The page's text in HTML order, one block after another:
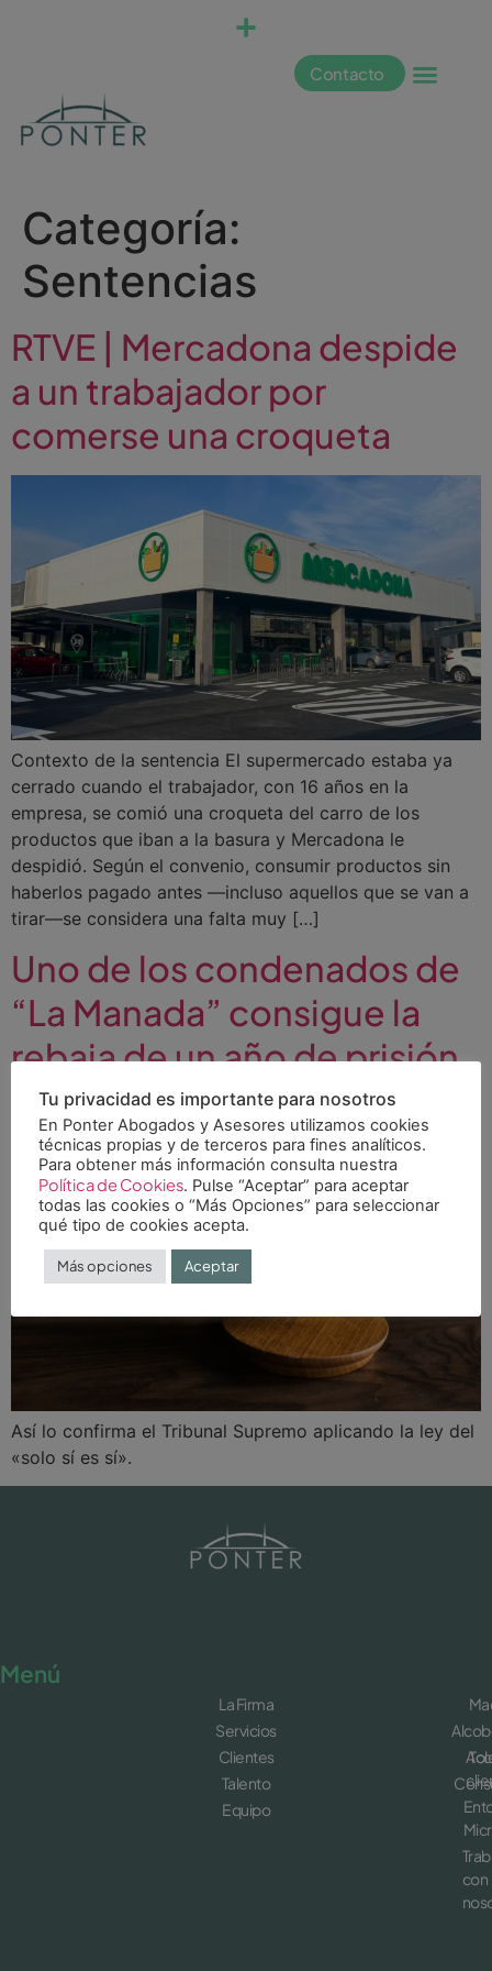
Contacto
Categoría:
Sentencias
RTVE | Mercadona despide
a un trabajador por
comerse una croqueta
Contexto de la sentencia El supermercado estaba ya
cerrado cuando el trabajador, con 16 años en la
empresa, se comió una croqueta del carro de los
productos que iban a la basura y Mercadona le
despidió. Según el convenio, consumir productos sin
haberlos pagado antes —incluso aquellos que se van a
tirar—se considera una falta muy […]
Uno de los condenados de
“La Manada” consigue la
rebaja de un año de prisión
Así lo confirma el Tribunal Supremo aplicando la ley del
«solo sí es sí».
Menú
La Firma
Servicios
Clientes
Talento
Equipo
con
Tu privacidad es importante para nosotros
En Ponter Abogados y Asesores utilizamos cookies
técnicas propias y de terceros para fines analíticos.
Para obtener más información consulta nuestra
Política de Cookies. Pulse “Aceptar” para aceptar
todas las cookies o “Más Opciones” para seleccionar
qué tipo de cookies acepta.
Más opciones Aceptar